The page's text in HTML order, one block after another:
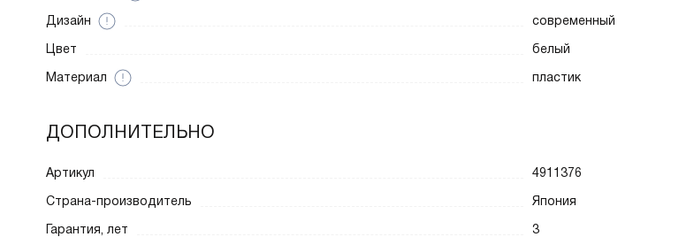
Дизайн
современный
Цвет
белый
Материал
пластик
ДОПОЛНИТЕЛЬНО
Артикул
4911376
Страна-производитель
Япония
Гарантия, лет
3